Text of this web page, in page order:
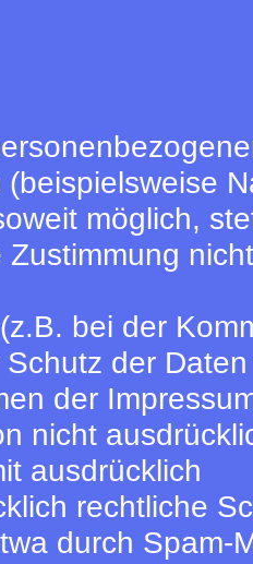
möglich,
bei der
der
der
nicht
ausdrücklich
rechtliche
durch Spam-